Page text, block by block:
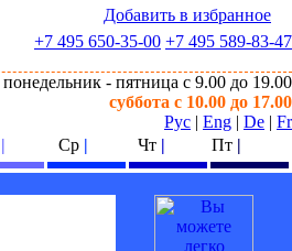
Добавить в избранное
+7 495 650-35-00 +7 495 589-83-47
понедельник - пятница с 9.00 до 19.00
суббота с 10.00 до 17.00
Рус | Eng | De | Fr
| Ср | Чт | Пт |